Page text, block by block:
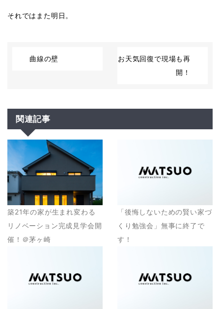
それではまた明日。
曲線の壁
お天気回復で現場も再
開！
関連記事
築21年の家が生まれ変わる
リノベーション完成見学会開
催！＠茅ヶ崎
「後悔しないための賢い家づ
くり勉強会」無事に終了で
す！